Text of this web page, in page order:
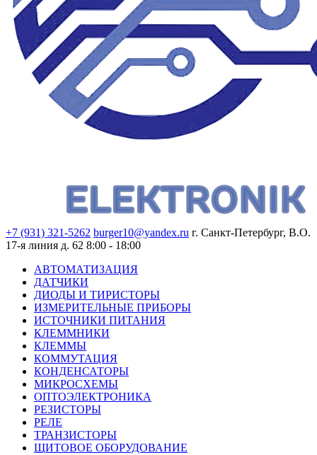
+7 (931) 321-5262 burger10@yandex.ru г. Санкт-Петербург, В.О.
17-я линия д. 62 8:00 - 18:00
АВТОМАТИЗАЦИЯ
ДАТЧИКИ
ДИОДЫ И ТИРИСТОРЫ
ИЗМЕРИТЕЛЬНЫЕ ПРИБОРЫ
ИСТОЧНИКИ ПИТАНИЯ
КЛЕММНИКИ
КЛЕММЫ
КОММУТАЦИЯ
КОНДЕНСАТОРЫ
МИКРОСХЕМЫ
ОПТОЭЛЕКТРОНИКА
РЕЗИСТОРЫ
РЕЛЕ
ТРАНЗИСТОРЫ
ЩИТОВОЕ ОБОРУДОВАНИЕ